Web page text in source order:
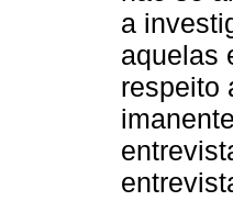
a
aquelas
respeito